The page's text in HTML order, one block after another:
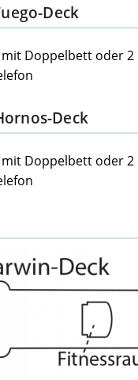
Deck
mit Doppelbett oder
Deck
mit Doppelbett oder